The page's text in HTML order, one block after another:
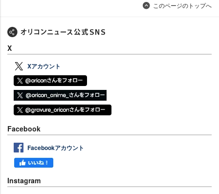
このページのトップへ
X
Xアカウント
Facebook
Facebookアカウント
Instagram